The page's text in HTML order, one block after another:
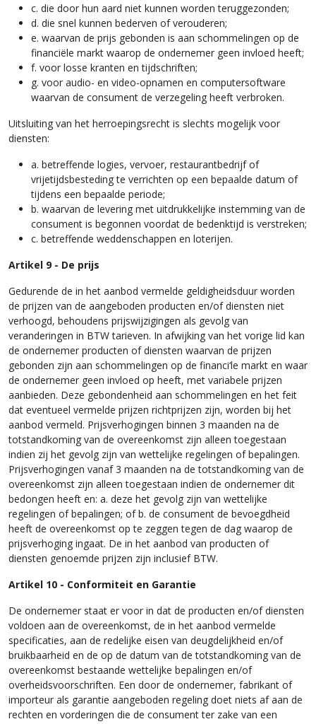
c. die door hun aard niet kunnen worden teruggezonden;
d. die snel kunnen bederven of verouderen;
e. waarvan de prijs gebonden is aan schommelingen op de
financiële markt waarop de ondernemer geen invloed heeft;
f. voor losse kranten en tijdschriften;
g. voor audio- en video-opnamen en computersoftware
waarvan de consument de verzegeling heeft verbroken.
Uitsluiting van het herroepingsrecht is slechts mogelijk voor
diensten:
a. betreffende logies, vervoer, restaurantbedrijf of
vrijetijdsbesteding te verrichten op een bepaalde datum of
tijdens een bepaalde periode;
b. waarvan de levering met uitdrukkelijke instemming van de
consument is begonnen voordat de bedenktijd is verstreken;
c. betreffende weddenschappen en loterijen.
Artikel 9 - De prijs
Gedurende de in het aanbod vermelde geldigheidsduur worden
de prijzen van de aangeboden producten en/of diensten niet
verhoogd, behoudens prijswijzigingen als gevolg van
veranderingen in BTW tarieven. In afwijking van het vorige lid kan
de ondernemer producten of diensten waarvan de prijzen
gebonden zijn aan schommelingen op de financi‘le markt en waar
de ondernemer geen invloed op heeft, met variabele prijzen
aanbieden. Deze gebondenheid aan schommelingen en het feit
dat eventueel vermelde prijzen richtprijzen zijn, worden bij het
aanbod vermeld. Prijsverhogingen binnen 3 maanden na de
totstandkoming van de overeenkomst zijn alleen toegestaan
indien zij het gevolg zijn van wettelijke regelingen of bepalingen.
Prijsverhogingen vanaf 3 maanden na de totstandkoming van de
overeenkomst zijn alleen toegestaan indien de ondernemer dit
bedongen heeft en: a. deze het gevolg zijn van wettelijke
regelingen of bepalingen; of b. de consument de bevoegdheid
heeft de overeenkomst op te zeggen tegen de dag waarop de
prijsverhoging ingaat. De in het aanbod van producten of
diensten genoemde prijzen zijn inclusief BTW.
Artikel 10 - Conformiteit en Garantie
De ondernemer staat er voor in dat de producten en/of diensten
voldoen aan de overeenkomst, de in het aanbod vermelde
specificaties, aan de redelijke eisen van deugdelijkheid en/of
bruikbaarheid en de op de datum van de totstandkoming van de
overeenkomst bestaande wettelijke bepalingen en/of
overheidsvoorschriften. Een door de ondernemer, fabrikant of
importeur als garantie aangeboden regeling doet niets af aan de
rechten en vorderingen die de consument ter zake van een